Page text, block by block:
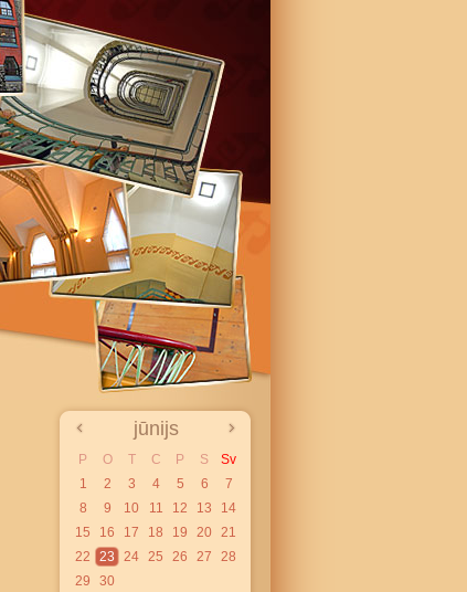
jūnijs
P O T C P S
Sv
1
2 3 4 5 6
7
8
9 10 11 12 13
14
15
16 17 18 19 20 21
22
23 24 25 26 27
28
29
30